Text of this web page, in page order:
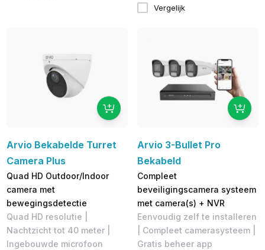
Vergelijk
Arvio Bekabelde Turret
Camera Plus
Quad HD Outdoor/Indoor
camera met
bewegingsdetectie
Quad HD resolutie |
Nachtzicht tot 40 meter |
Ingebouwde microfoon
Arvio 3-Bullet Pro
Bekabeld
Compleet
beveiligingscamera systeem
met camera(s) + NVR
Eenvoudig zelf te installeren
| Compleet camerasysteem |
Gratis beheer app